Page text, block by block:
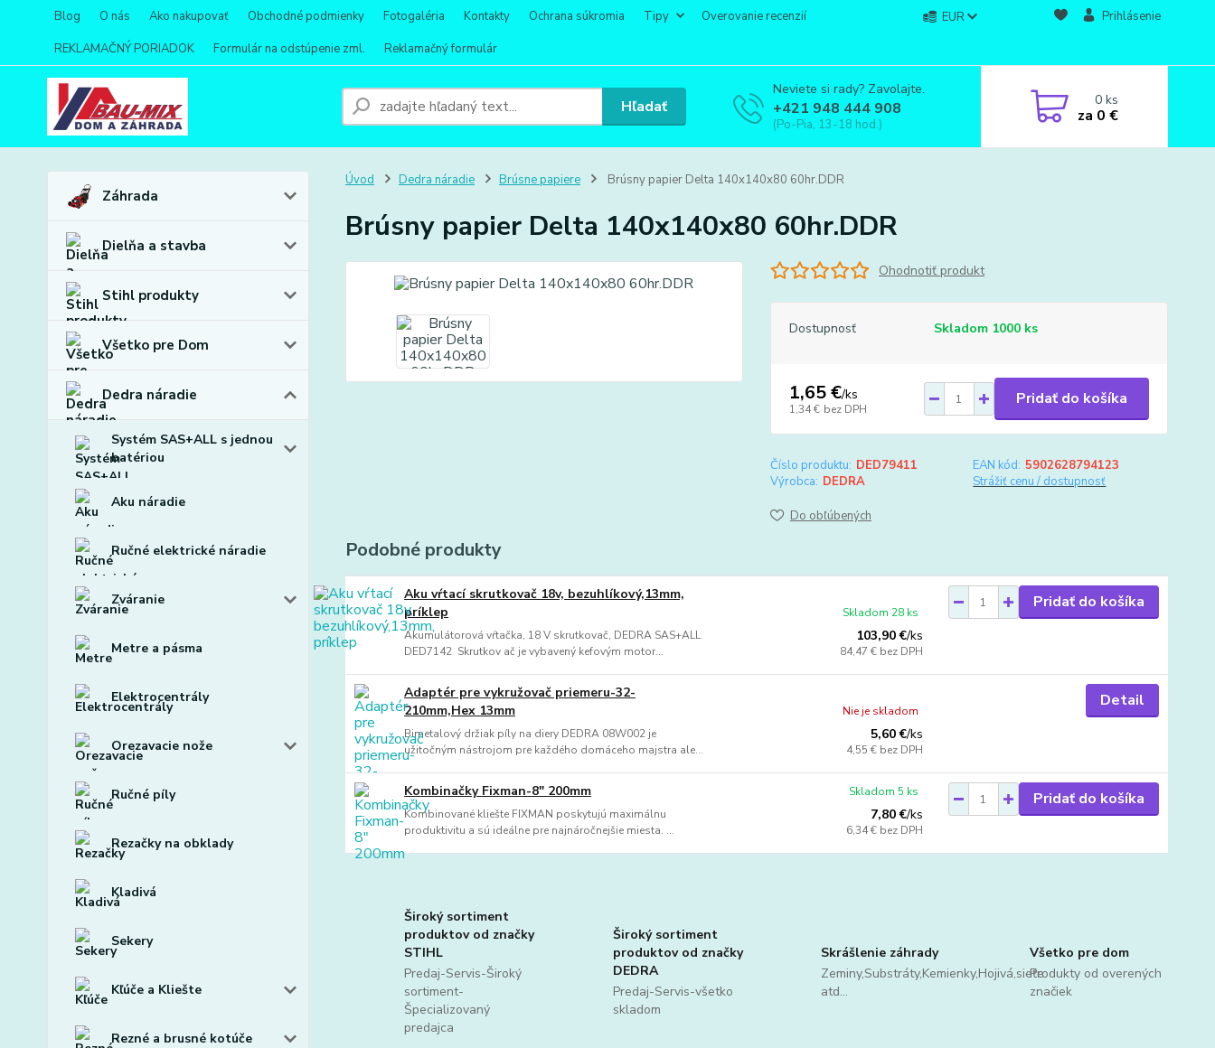
Blog O nás Ako nakupovať Obchodné podmienky Fotogaléria Kontakty Ochrana súkromia Tipy
Overovanie recenzií
REKLAMAČNÝ PORIADOK
Formulár na odstúpenie zml. Reklamačný formulár
EUR Prihlásenie
Hľadať
Neviete si rady? Zavolajte.
+421 948 444 908
(Po-Pia, 13-18 hod.)
0ks
za 0 €
Záhrada
Dielňa a stavba
Stihl produkty
Všetko pre Dom
Dedra náradie
Systém SAS+ALL s jednou
batériou
Aku náradie
Ručné elektrické náradie
Zváranie
Metre a pásma
Elektrocentrály
Orezavacie nože
Ručné píly
Rezačky na obklady
Kladivá
Sekery
Kľúče a Kliešte
Rezné a brusné kotúče
Úvod Dedra náradie Brúsne papiere Brúsny papier Delta 140x140x80 60hr.DDR
Brúsny papier Delta 140x140x80 60hr.DDR
Ohodnotiť produkt
Dostupnosť Skladom 1000 ks
1,65 €/ks
1,34 € bez DPH
Pridať do košíka
Číslo produktu: DED79411 EAN kód: 5902628794123
Výrobca: DEDRA Strážiť cenu / dostupnosť
Do obľúbených
Podobné produkty
Aku vŕtací skrutkovač 18v, bezuhlíkový,13mm,
príklep
Akumulátorová vŕtačka, 18 V skrutkovač, DEDRA SAS+ALL
DED7142 Skrutkov ač je vybavený kefovým motor...
103,90 €/ks
84,47 € bez DPH
Skladom 28 ks
Pridať do košíka
Adaptér pre vykružovač priemeru-32-
210mm,Hex 13mm
Bimetalový držiak píly na diery DEDRA 08W002 je
užitočným nástrojom pre každého domáceho majstra ale...
5,60 €/ks
4,55 € bez DPH
Nie je skladom
Detail
Kombinačky Fixman-8" 200mm
Kombinované kliešte FIXMAN poskytujú maximálnu
produktivitu a sú ideálne pre najnáročnejšie miesta. ...
7,80 €/ks
6,34 € bez DPH
Skladom 5 ks Pridať do košíka
Široký sortiment
produktov od značky
STIHL
Predaj-Servis-Široký
sortiment-
Špecializovaný
predajca
Široký sortiment
produktov od značky
DEDRA
Predaj-Servis-všetko
skladom
Skrášlenie záhrady
Zeminy,Substráty,Kemienky,Hojivá,sieťe
atd...
Všetko pre dom
Produkty od overených
značiek